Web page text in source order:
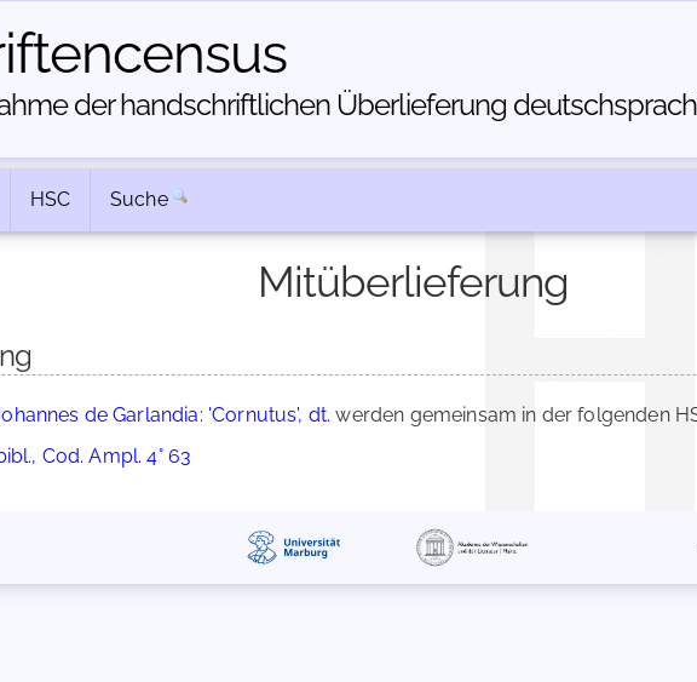
der handschriftlichen Über­lieferung
HSC Suche
Mitüberlieferung
de Garlandia: 'Cornutus', dt. werden gemeinsam in der folgenden
Cod. Ampl. 4° 63